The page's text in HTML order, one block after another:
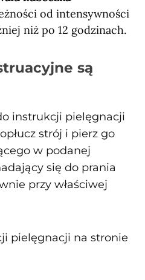
od intensywności
niż po 12 godzinach.
są
instrukcji pielęgnacji
strój i pierz go
w podanej
się do prania
przy właściwej
pielęgnacji na stronie